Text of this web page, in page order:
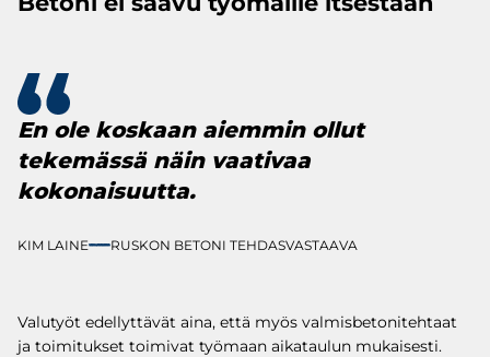
En ole koskaan aiemmin ollut
tekemässä näin vaativaa
kokonaisuutta.
KIM LAINE RUSKON BETONI TEHDASVASTAAVA
Valutyöt edellyttävät aina, että myös valmisbetonitehtaat
ja toimitukset toimivat työmaan aikataulun mukaisesti.